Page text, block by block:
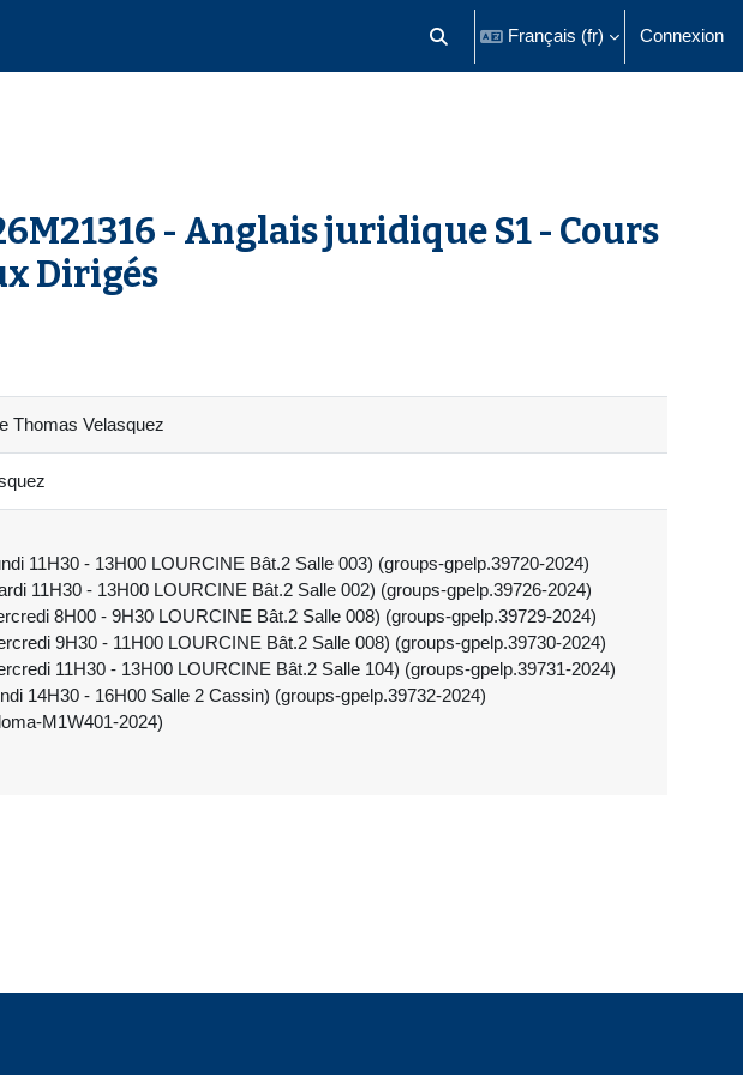
Activer/désactiver la saisie de
Français ‎(fr)‎ Connexion
- Anglais juridique S1 - Cours
Dirigés
Thomas Velasquez
11H30 - 13H00 LOURCINE Bât.2 Salle 003) (groups-gpelp.39720-2024)
11H30 - 13H00 LOURCINE Bât.2 Salle 002) (groups-gpelp.39726-2024)
8H00 - 9H30 LOURCINE Bât.2 Salle 008) (groups-gpelp.39729-2024)
9H30 - 11H00 LOURCINE Bât.2 Salle 008) (groups-gpelp.39730-2024)
11H30 - 13H00 LOURCINE Bât.2 Salle 104) (groups-gpelp.39731-2024)
14H30 - 16H00 Salle 2 Cassin) (groups-gpelp.39732-2024)
M1W401-2024)